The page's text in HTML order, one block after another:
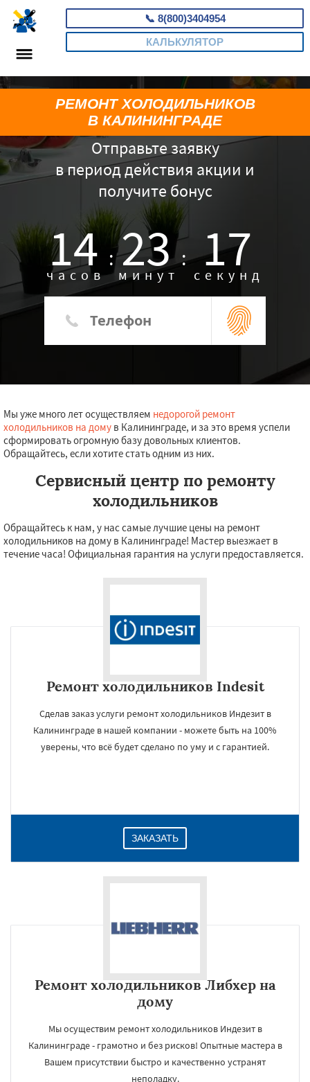
📞 8(800)3404954
КАЛЬКУЛЯТОР
Отправьте заявку
в период действия акции и
получите бонус
14 :
часов 23 :
минут 17
секунд
РЕМОНТ ХОЛОДИЛЬНИКОВ
В КАЛИНИНГРАДЕ
Мы уже много лет осуществляем недорогой ремонт
холодильников на дому в Калининграде, и за это время успели
сформировать огромную базу довольных клиентов.
Обращайтесь, если хотите стать одним из них.
Сервисный центр по ремонту
холодильников
Обращайтесь к нам, у нас самые лучшие цены на ремонт
холодильников на дому в Калининграде! Мастер выезжает в
течение часа! Официальная гарантия на услуги предоставляется.
Ремонт холодильников Indesit
Сделав заказ услуги ремонт холодильников Индезит в
Калининграде в нашей компании - можете быть на 100%
уверены, что всё будет сделано по уму и с гарантией.
ЗАКАЗАТЬ
Ремонт холодильников Либхер на
дому
Мы осуществим ремонт холодильников Индезит в
Калининграде - грамотно и без рисков! Опытные мастера в
Вашем присутствии быстро и качественно устранят
неполадку.